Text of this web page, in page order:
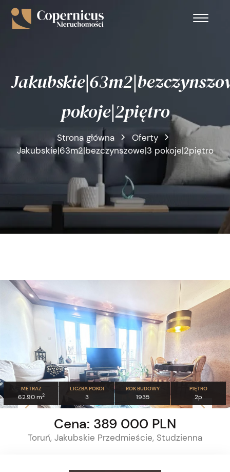
pokoje|2piętro
Strona główna
Oferty
Jakubskie|63m2|bezczynszowe|3 pokoje|2piętro
METRAŻ
62.90 m2
LICZBA POKOI
3
ROK BUDOWY
1935
PIĘTRO
2p
Cena: 389 000 PLN
Toruń, Jakubskie Przedmieście, Studzienna